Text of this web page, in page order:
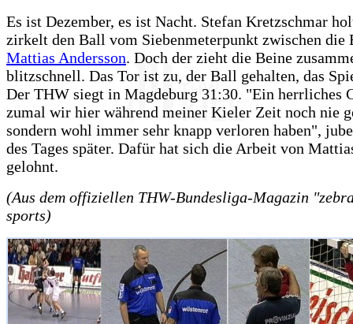
Es ist Dezember, es ist Nacht. Stefan Kretzschmar
zirkelt den Ball vom Siebenmeterpunkt zwischen die
Mattias Andersson. Doch der zieht die Beine
blitzschnell. Das Tor ist zu, der Ball gehalten, das
Der THW siegt in Magdeburg 31:30. "Ein herrliches
zumal wir hier während meiner Kieler Zeit noch nie
sondern wohl immer sehr knapp verloren haben",
des Tages später. Dafür hat sich die Arbeit von
gelohnt.
(Aus dem offiziellen THW-Bundesliga-Magazin
sports)